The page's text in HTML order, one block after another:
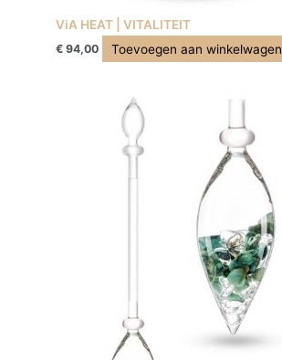
ViA HEAT | VITALITEIT
€ 94,00 Toevoegen aan winkelwagen